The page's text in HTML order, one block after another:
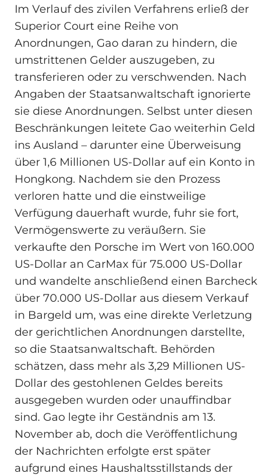
Im Verlauf des zivilen Verfahrens erließ der
Superior Court eine Reihe von
Anordnungen, Gao daran zu hindern, die
umstrittenen Gelder auszugeben, zu
transferieren oder zu verschwenden. Nach
Angaben der Staatsanwaltschaft ignorierte
sie diese Anordnungen. Selbst unter diesen
Beschränkungen leitete Gao weiterhin Geld
ins Ausland – darunter eine Überweisung
über 1,6 Millionen US-Dollar auf ein Konto in
Hongkong. Nachdem sie den Prozess
verloren hatte und die einstweilige
Verfügung dauerhaft wurde, fuhr sie fort,
Vermögenswerte zu veräußern. Sie
verkaufte den Porsche im Wert von 160.000
US-Dollar an CarMax für 75.000 US-Dollar
und wandelte anschließend einen Barcheck
über 70.000 US-Dollar aus diesem Verkauf
in Bargeld um, was eine direkte Verletzung
der gerichtlichen Anordnungen darstellte,
so die Staatsanwaltschaft. Behörden
schätzen, dass mehr als 3,29 Millionen US-
Dollar des gestohlenen Geldes bereits
ausgegeben wurden oder unauffindbar
sind. Gao legte ihr Geständnis am 13.
November ab, doch die Veröffentlichung
der Nachrichten erfolgte erst später
aufgrund eines Haushaltsstillstands der